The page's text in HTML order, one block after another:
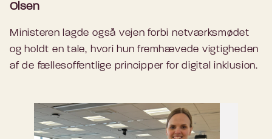
Olsen
Ministeren lagde også vejen forbi netværksmødet
og holdt en tale, hvori hun fremhævede vigtigheden
af de fællesoffentlige principper for digital inklusion.